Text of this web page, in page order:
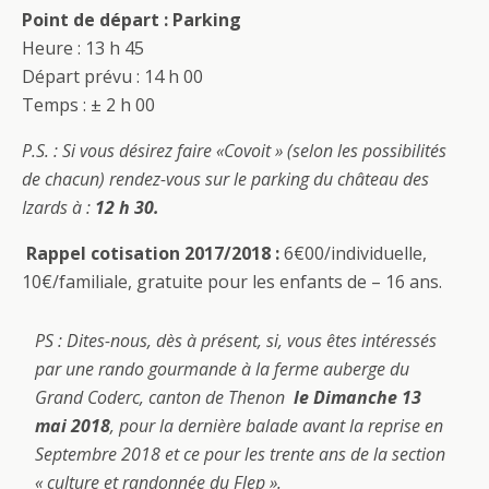
Point de départ : Parking
Heure : 13 h 45
Départ prévu : 14 h 00
Temps : ± 2 h 00
P.S. : Si vous désirez faire «Covoit » (selon les possibilités
de chacun) rendez-vous sur le parking du château des
Izards à : 12 h 30.
Rappel cotisation 2017/2018 :6€00/individuelle,
10€/familiale, gratuite pour les enfants de – 16 ans.
PS : Dites-nous, dès à présent, si, vous êtes intéressés
par une rando gourmande à la ferme auberge du
Grand Coderc, canton de Thenon le Dimanche 13
mai 2018, pour la dernière balade avant la reprise en
Septembre 2018 et ce pour les trente ans de la section
« culture et randonnée du Flep ».